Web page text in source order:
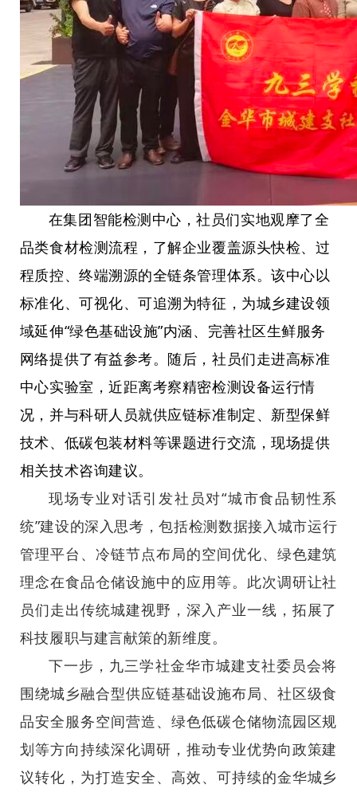
在集团智能检测中心，社员们实地观摩了全
品类食材检测流程，了解企业覆盖源头快检、过
程质控、终端溯源的全链条管理体系。该中心以
标准化、可视化、可追溯为特征，为城乡建设领
域延伸“绿色基础设施”内涵、完善社区生鲜服务
网络提供了有益参考。随后，社员们走进高标准
中心实验室，近距离考察精密检测设备运行情
况，并与科研人员就供应链标准制定、新型保鲜
技术、低碳包装材料等课题进行交流，现场提供
相关技术咨询建议。
现场专业对话引发社员对“城市食品韧性系
统”建设的深入思考，包括检测数据接入城市运行
管理平台、冷链节点布局的空间优化、绿色建筑
理念在食品仓储设施中的应用等。此次调研让社
员们走出传统城建视野，深入产业一线，拓展了
科技履职与建言献策的新维度。
下一步，九三学社金华市城建支社委员会将
围绕城乡融合型供应链基础设施布局、社区级食
品安全服务空间营造、绿色低碳仓储物流园区规
划等方向持续深化调研，推动专业优势向政策建
议转化，为打造安全、高效、可持续的金华城乡